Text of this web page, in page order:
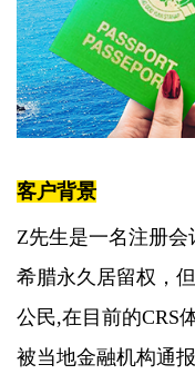
客户背景
Z先生是一名注册
希腊永久居留权，
公民,在目前的CRS
被当地金融机构通